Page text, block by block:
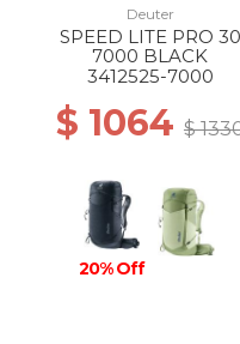
Deuter
SPEED LITE PRO 30
7000 BLACK
3412525-7000
$ 1064 $
20% Off